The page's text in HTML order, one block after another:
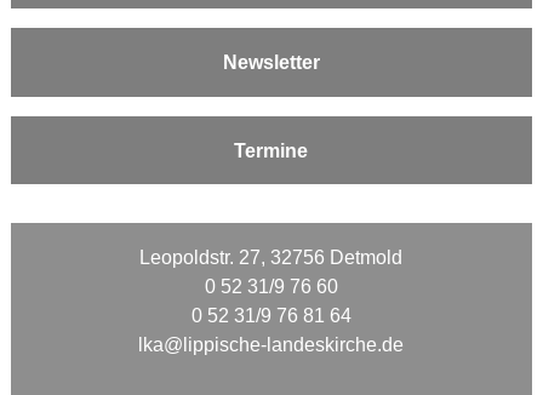
Newsletter
Termine
Leopoldstr. 27, 32756 Detmold
0 52 31/9 76 60
0 52 31/9 76 81 64
lka@lippische-landeskirche.de